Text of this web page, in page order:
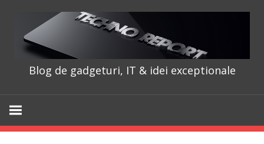
content
Blog de gadgeturi, IT & idei exceptionale